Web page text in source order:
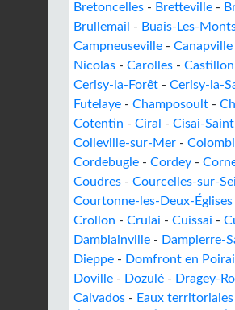
Bretoncelles - Bretteville -
Brullemail
- Buais-Les-
Campneuseville - Canapville
Nicolas - Carolles - Castillon
Cerisy-la-Forêt - Cerisy-la-
Futelaye - Champosoult -
Cotentin - Ciral - Cisai-
Colleville-sur-Mer -
Cordebugle - Cordey -
Coudres - Courcelles-sur-
Courtonne-les-Deux-Églises
Crollon - Crulai - Cuissai -
Damblainville - Dampierre-
Dieppe - Domfront en
Doville - Dozulé - Dragey-
Calvados - Eaux